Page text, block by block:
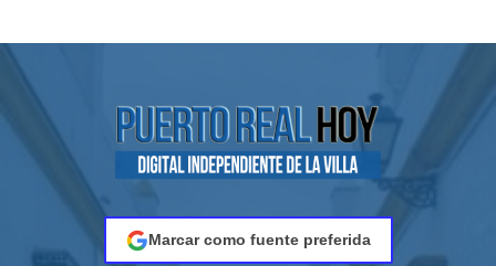
Marcar como fuente preferida